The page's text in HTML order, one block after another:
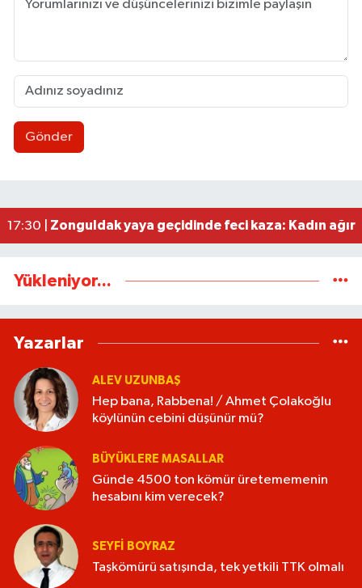
Gönder
21:53 |Zonguldakspor eski Başkanı Rıza Kerim
17:30 | Zonguldak yaya geçidinde feci kaza: Kadın ağır
Yükleniyor...
Yazarlar
ALEV UZUNBAŞ
Hep bana, Rabbena! / Ahmet Çolakoğlu
köylünün cebini düşünür mü?
BÜYÜKLERE MASALLAR
Günde 4500 ton kömür üretememenin
hesabını kim verecek?
SEYFI BOYRAZ
Taşkömürü satışında, tek yetkili TTK olmalı